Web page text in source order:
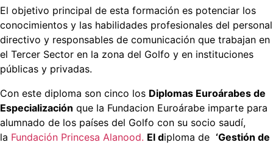
El objetivo principal de esta formación es potenciar los
conocimientos y las habilidades profesionales del personal
directivo y responsables de comunicación que trabajan en
el Tercer Sector en la zona del Golfo y en instituciones
públicas y privadas.
Con este diploma son cinco los Diplomas Euroárabes de
Especialización que la Fundacion Euroárabe imparte para
alumnado de los países del Golfo con su socio saudí,
la Fundación Princesa Alanood. El diploma de ‘Gestión de